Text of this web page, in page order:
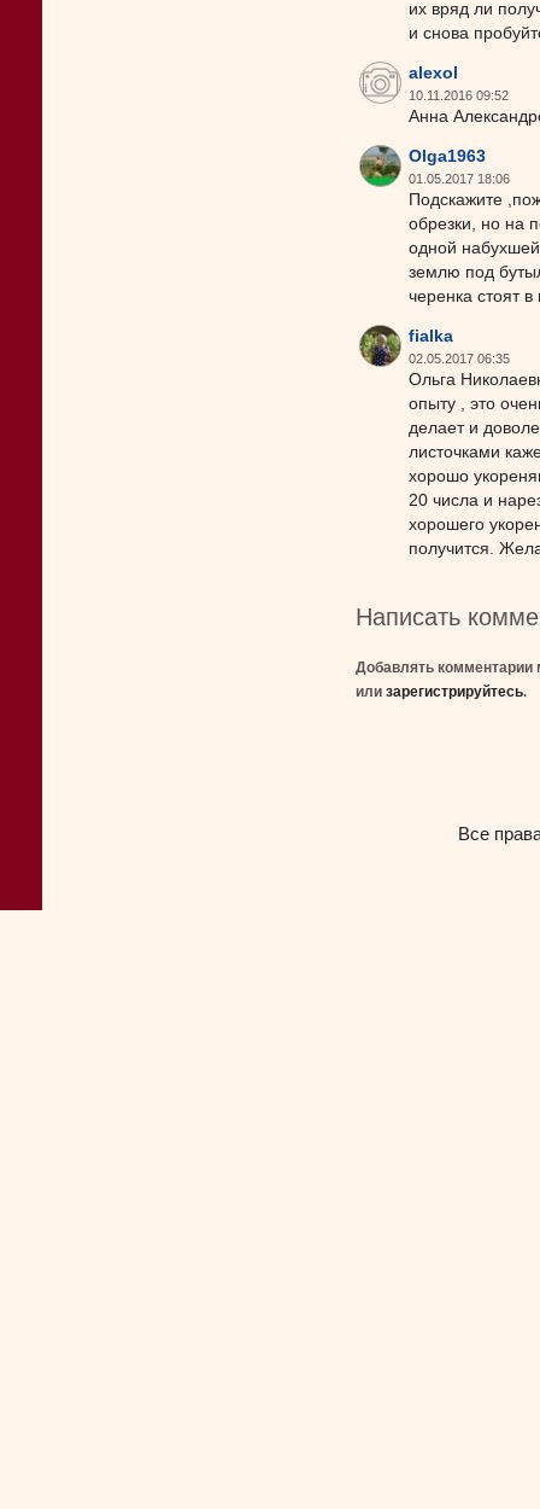
их вряд ли
и снова
alexol
10.11.2016 09:52
Анна
Olga1963
01.05.2017 18:06
Подскажите
обрезки, но на
одной
землю под
черенка стоят в
fialka
02.05.2017 06:35
Ольга
опыту , это
делает и
листочками
хорошо
20 числа и
хорошего
получится.
Написать
Добавлять комментарии
или зарегистрируйтесь.
Все